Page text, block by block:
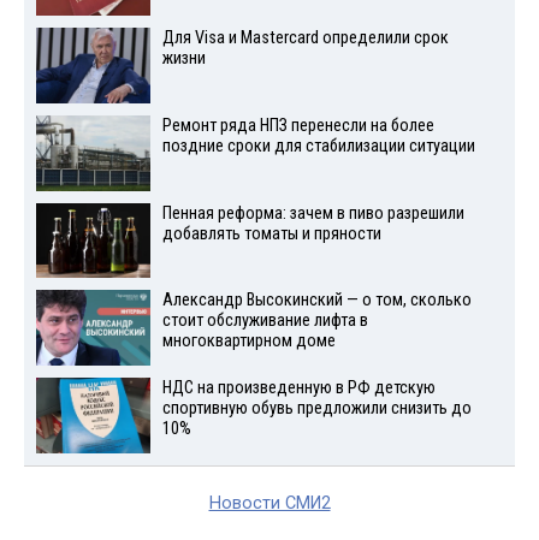
Для Visа и Mastercard определили срок
жизни
Ремонт ряда НПЗ перенесли на более
поздние сроки для стабилизации ситуации
Пенная реформа: зачем в пиво разрешили
добавлять томаты и пряности
Александр Высокинский — о том, сколько
стоит обслуживание лифта в
многоквартирном доме
НДС на произведенную в РФ детскую
спортивную обувь предложили снизить до
10%
Новости СМИ2